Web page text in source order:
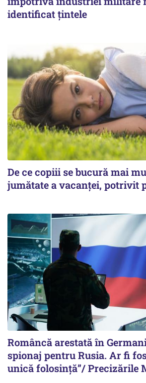
identificat țintele
De ce copiii se bucură mai
jumătate a vacanței, potrivit
Româncă arestată în
spionaj pentru Rusia. Ar fi
unică folosință”/ Precizările